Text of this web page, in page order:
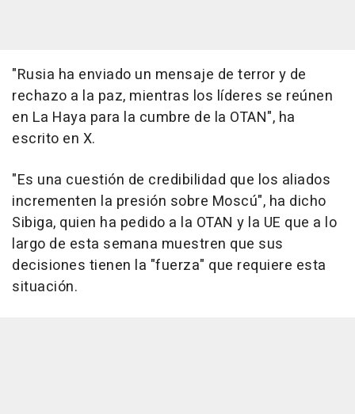
"Rusia ha enviado un mensaje de terror y de
rechazo a la paz, mientras los líderes se reúnen
en La Haya para la cumbre de la OTAN", ha
escrito en X.
"Es una cuestión de credibilidad que los aliados
incrementen la presión sobre Moscú", ha dicho
Sibiga, quien ha pedido a la OTAN y la UE que a lo
largo de esta semana muestren que sus
decisiones tienen la "fuerza" que requiere esta
situación.